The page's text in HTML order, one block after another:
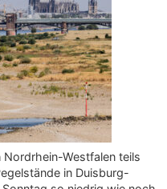
Nordrhein-Westfalen teils
in Duisburg-